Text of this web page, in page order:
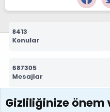
8413
Konular
687305
Mesajlar
7390
Gizliliğinize önem